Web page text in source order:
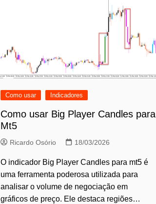
Como usar Indicadores
Como usar Big Player Candles para
Mt5
Ricardo Osório 18/03/2026
O indicador Big Player Candles para mt5 é
uma ferramenta poderosa utilizada para
analisar o volume de negociação em
gráficos de preço. Ele destaca regiões…